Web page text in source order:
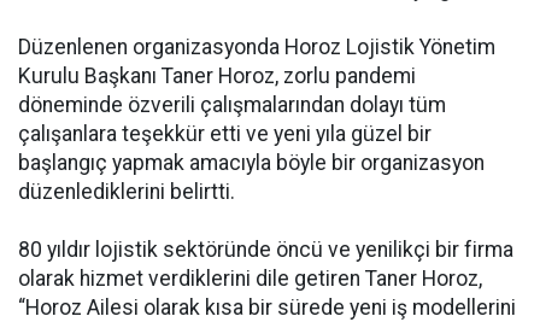
Düzenlenen organizasyonda Horoz Lojistik Yönetim
Kurulu Başkanı Taner Horoz, zorlu pandemi
döneminde özverili çalışmalarından dolayı tüm
çalışanlara teşekkür etti ve yeni yıla güzel bir
başlangıç yapmak amacıyla böyle bir organizasyon
düzenlediklerini belirtti.
80 yıldır lojistik sektöründe öncü ve yenilikçi bir firma
olarak hizmet verdiklerini dile getiren Taner Horoz,
“Horoz Ailesi olarak kısa bir sürede yeni iş modellerini